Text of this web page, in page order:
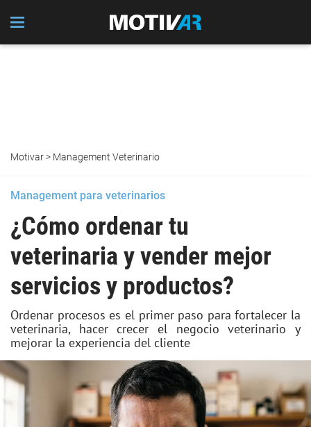
Motivar> Management Veterinario
Management para veterinarios
¿Cómo ordenar tu
veterinaria y vender mejor
servicios y productos?
Ordenar procesos es el primer paso para fortalecer la
veterinaria, hacer crecer el negocio veterinario y
mejorar la experiencia del cliente